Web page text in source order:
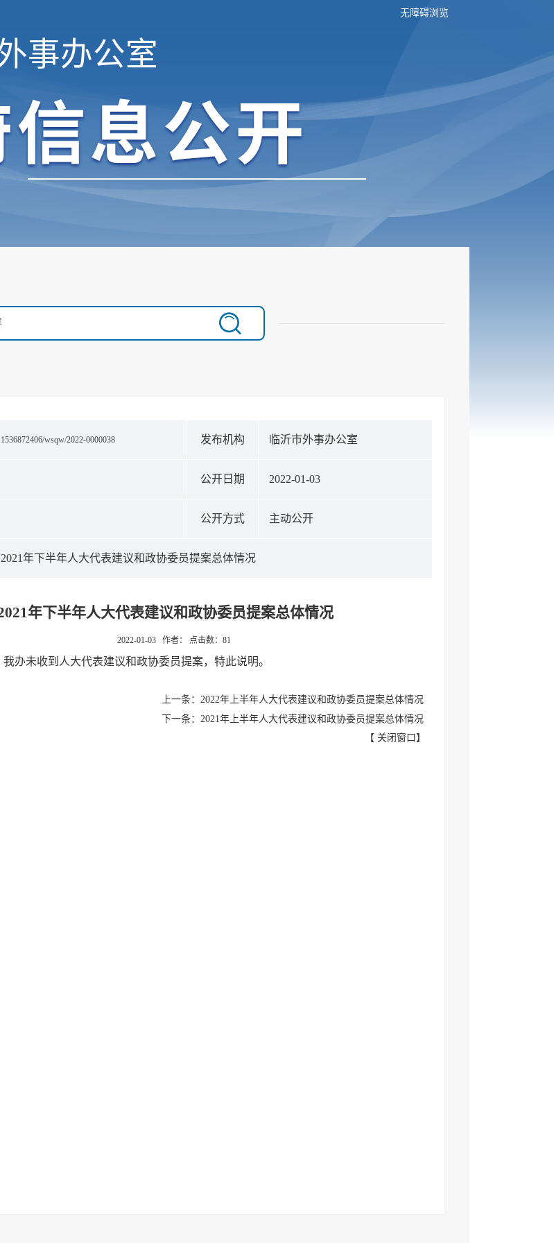
无障碍浏览
事办公室
1536872406/wsqw/2022-0000038 发布机构 临沂市外事办公室
公开日期 2022-01-03
公开方式 主动公开
2021年下半年人大代表建议和政协委员提案总体情况
年下半年人大代表建议和政协委员提案总体情况
2022-01-03 作者： 点击数： 81
我办未收到人大代表建议和政协委员提案，特此说明。
上一条：2022年上半年人大代表建议和政协委员提案总体情况
下一条：2021年上半年人大代表建议和政协委员提案总体情况
【 关闭窗口 】